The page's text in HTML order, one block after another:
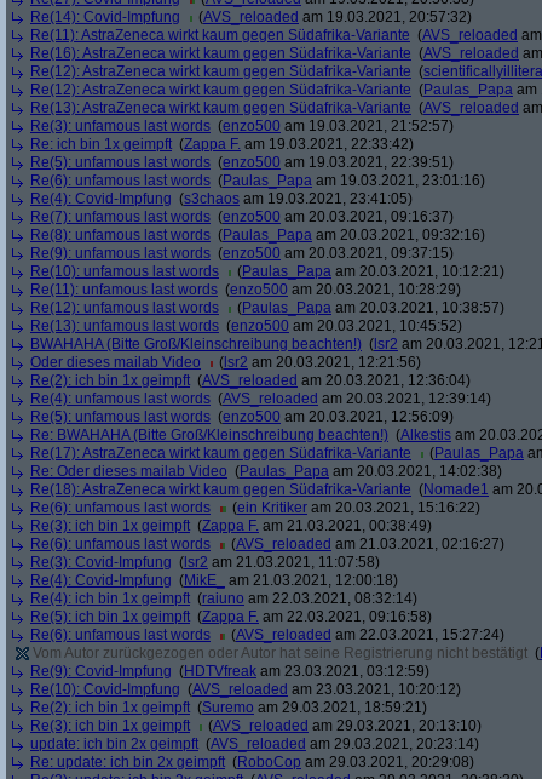
Re(14): Covid-Impfung
(AVS_reloaded am 19.03.2021, 20:57:32)
Re(11): AstraZeneca wirkt kaum gegen Südafrika-Variante (AVS_reloaded
Re(16): AstraZeneca wirkt kaum gegen Südafrika-Variante (AVS_reloaded
Re(12): AstraZeneca wirkt kaum gegen Südafrika-Variante (
Re(12): AstraZeneca wirkt kaum gegen Südafrika-Variante (Paulas_Papa am
Re(13): AstraZeneca wirkt kaum gegen Südafrika-Variante (AVS_reloaded
Re(3): unfamous last words (enzo500 am 19.03.2021, 21:52:57)
Re: ich bin 1x geimpft (Zappa F. am 19.03.2021, 22:33:42)
Re(5): unfamous last words (enzo500 am 19.03.2021, 22:39:51)
Re(6): unfamous last words (Paulas_Papa am 19.03.2021, 23:01:16)
Re(4): Covid-Impfung (s3chaos am 19.03.2021, 23:41:05)
Re(7): unfamous last words (enzo500 am 20.03.2021, 09:16:37)
Re(8): unfamous last words (Paulas_Papa am 20.03.2021, 09:32:16)
Re(9): unfamous last words (enzo500 am 20.03.2021, 09:37:15)
Re(10): unfamous last words
(Paulas_Papa am 20.03.2021, 10:12:21)
Re(11): unfamous last words (enzo500 am 20.03.2021, 10:28:29)
Re(12): unfamous last words
(Paulas_Papa am 20.03.2021, 10:38:57)
Re(13): unfamous last words (enzo500 am 20.03.2021, 10:45:52)
BWAHAHA (Bitte Groß/Kleinschreibung beachten!) ( lsr2 am 20.03.2021,
Oder dieses mailab Video
( lsr2 am 20.03.2021, 12:21:56)
Re(2): ich bin 1x geimpft (AVS_reloaded am 20.03.2021, 12:36:04)
Re(4): unfamous last words (AVS_reloaded am 20.03.2021, 12:39:14)
Re(5): unfamous last words (enzo500 am 20.03.2021, 12:56:09)
Re: BWAHAHA (Bitte Groß/Kleinschreibung beachten!) (Alkestis am
Re(17): AstraZeneca wirkt kaum gegen Südafrika-Variante
(Paulas_Papa
Re: Oder dieses mailab Video (Paulas_Papa am 20.03.2021, 14:02:38)
Re(18): AstraZeneca wirkt kaum gegen Südafrika-Variante (Nomade1 am
Re(6): unfamous last words
(ein Kritiker am 20.03.2021, 15:16:22)
Re(3): ich bin 1x geimpft (Zappa F. am 21.03.2021, 00:38:49)
Re(6): unfamous last words
(AVS_reloaded am 21.03.2021, 02:16:27)
Re(3): Covid-Impfung ( lsr2 am 21.03.2021, 11:07:58)
Re(4): Covid-Impfung (MikE_
am 21.03.2021, 12:00:18)
Re(4): ich bin 1x geimpft (raiuno am 22.03.2021, 08:32:14)
Re(5): ich bin 1x geimpft (Zappa F. am 22.03.2021, 09:16:58)
Re(6): unfamous last words
(AVS_reloaded am 22.03.2021, 15:27:24)
Vom Autor zurückgezogen oder Autor hat seine Registrierung nicht bestätigt (
Re(9): Covid-Impfung (HDTVfreak am 23.03.2021, 03:12:59)
Re(10): Covid-Impfung (AVS_reloaded am 23.03.2021, 10:20:12)
Re(2): ich bin 1x geimpft (Suremo am 29.03.2021, 18:59:21)
Re(3): ich bin 1x geimpft
(AVS_reloaded am 29.03.2021, 20:13:10)
update: ich bin 2x geimpft (AVS_reloaded am 29.03.2021, 20:23:14)
Re: update: ich bin 2x geimpft (RoboCop am 29.03.2021, 20:29:08)